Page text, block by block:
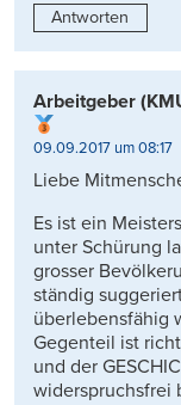
Antworten
Arbeitgeber
09.09.2017 um 08:17
Liebe
Es ist ein
unter Schürung
grosser
ständig
überlebensfähig
Gegenteil ist
und der
widerspruchsfrei